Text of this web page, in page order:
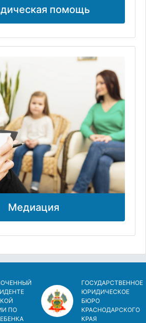
помощь
Медиация
ПО
ГОСУДАРСТВЕННОЕ
ЮРИДИЧЕСКОЕ
БЮРО
КРАСНОДАРСКОГО
КРАЯ